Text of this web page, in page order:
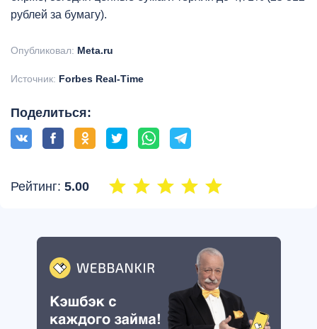
рублей за бумагу).
Опубликовал: Meta.ru
Источник: Forbes Real-Time
Поделиться:
Рейтинг: 5.00